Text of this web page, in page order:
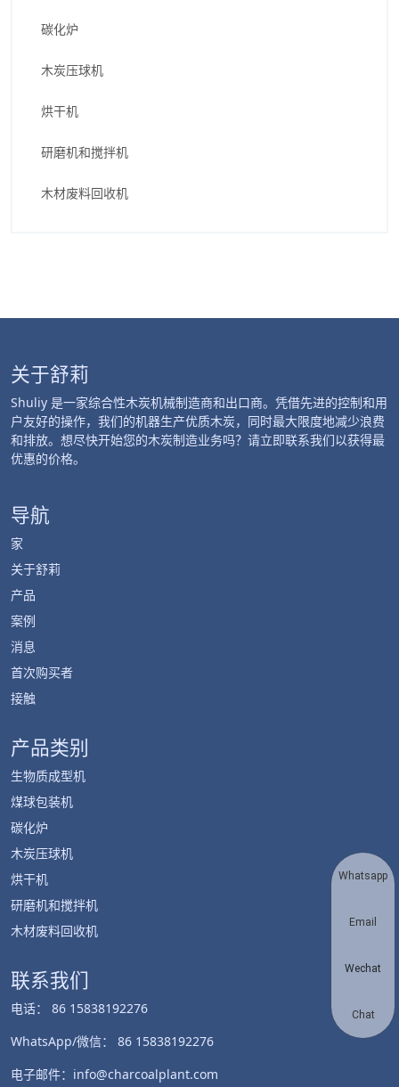
碳化炉
木炭压球机
烘干机
研磨机和搅拌机
木材废料回收机
关于舒莉
Shuliy 是一家综合性木炭机械制造商和出口商。凭借先进的控制和用
户友好的操作，我们的机器生产优质木炭，同时最大限度地减少浪费
和排放。想尽快开始您的木炭制造业务吗？请立即联系我们以获得最
优惠的价格。
导航
家
关于舒莉
产品
案例
消息
首次购买者
接触
产品类别
生物质成型机
煤球包装机
碳化炉
木炭压球机
烘干机
研磨机和搅拌机
木材废料回收机
联系我们
电话： 86 15838192276
WhatsApp/微信： 86 15838192276
电子邮件：info@charcoalplant.com
Whatsapp
Email
Wechat
Chat